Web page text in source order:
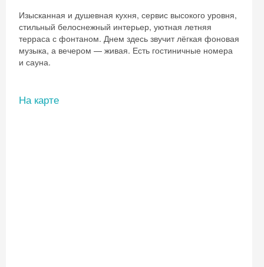
Изысканная и душевная кухня, сервис высокого уровня,
стильный белоснежный интерьер, уютная летняя
терраса с фонтаном. Днем здесь звучит лёгкая фоновая
музыка, а вечером — живая. Есть гостиничные номера
и сауна.
На карте